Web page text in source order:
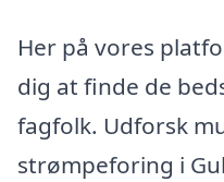
Her på vores
dig at finde de
fagfolk. Udforsk
strømpeforing i